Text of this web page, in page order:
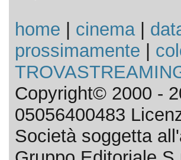
home cinema|
prossimamente
Copyright© 2000 -
05056400483
Società soggetta